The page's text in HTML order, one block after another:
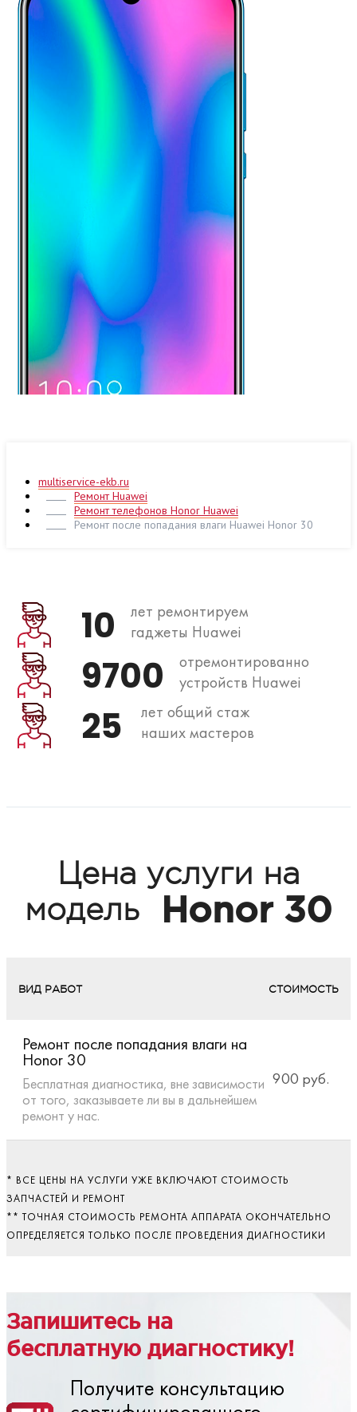
multiservice-ekb.ru
Ремонт Huawei
Ремонт телефонов Honor Huawei
Ремонт после попадания влаги Huawei Honor 30
10
лет ремонтируем
гаджеты Huawei
9700
отремонтированно
устройств Huawei
25
лет общий стаж
наших мастеров
Цена услуги на
модель
Honor 30
ВИД РАБОТ СТОИМОСТЬ
Ремонт после попадания влаги на
Honor 30
Бесплатная диагностика, вне зависимости
от того, заказываете ли вы в дальнейшем
ремонт у нас.
900 руб.
* ВСЕ ЦЕНЫ НА УСЛУГИ УЖЕ ВКЛЮЧАЮТ СТОИМОСТЬ
ЗАПЧАСТЕЙ И РЕМОНТ
** ТОЧНАЯ СТОИМОСТЬ РЕМОНТА АППАРАТА ОКОНЧАТЕЛЬНО
ОПРЕДЕЛЯЕТСЯ ТОЛЬКО ПОСЛЕ ПРОВЕДЕНИЯ ДИАГНОСТИКИ
Запишитесь на
бесплатную диагностику!
Получите консультацию